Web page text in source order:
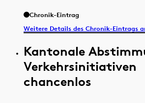
Chronik-Eintrag
Weitere Details des Chronik-Eintrags
Kantonale
Verkehrsinitiativen
chancenlos